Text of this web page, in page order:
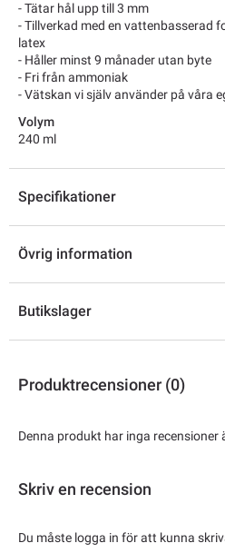
- Tätar hål upp till 3 mm
- Tillverkad med en vattenbasserad
latex
- Håller minst 9 månader utan byte
- Fri från ammoniak
- Vätskan vi själv använder på våra
Volym
240 ml
Specifikationer
Övrig information
Butikslager
Produktrecensioner (0)
Denna produkt har inga recensioner
Skriv en recension
Du måste logga in för att kunna